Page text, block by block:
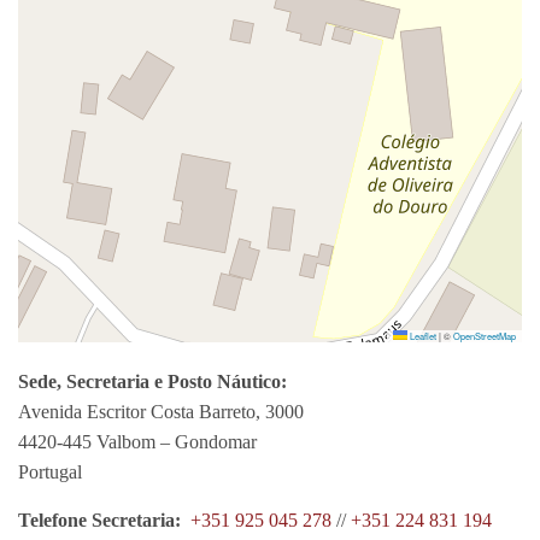
Leaflet|©OpenStreetMap
Sede, Secretaria e Posto Náutico:
Avenida Escritor Costa Barreto, 3000
4420-445 Valbom – Gondomar
Portugal
Telefone Secretaria: +351 925 045 278 //+351 224 831 194